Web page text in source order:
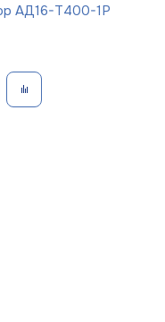
АД16-Т400-1Р